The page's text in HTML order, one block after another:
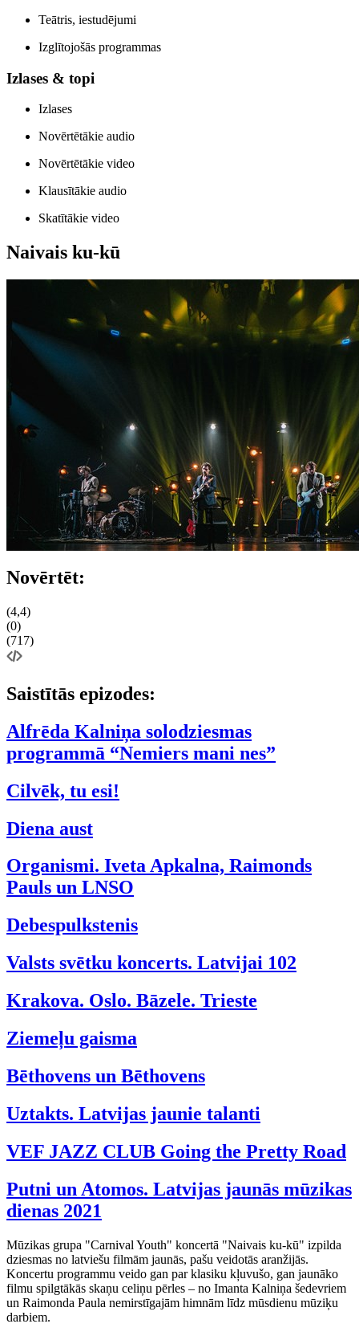
Teātris, iestudējumi
Izglītojošās programmas
Izlases & topi
Izlases
Novērtētākie audio
Novērtētākie video
Klausītākie audio
Skatītākie video
Naivais ku-kū
Novērtēt:
(4,4)
(0)
(717)
Saistītās epizodes:
Alfrēda Kalniņa solodziesmas
programmā “Nemiers mani nes”
Cilvēk, tu esi!
Diena aust
Organismi. Iveta Apkalna, Raimonds
Pauls un LNSO
Debespulkstenis
Valsts svētku koncerts. Latvijai 102
Krakova. Oslo. Bāzele. Trieste
Ziemeļu gaisma
Bēthovens un Bēthovens
Uztakts. Latvijas jaunie talanti
VEF JAZZ CLUB Going the Pretty Road
Putni un Atomos. Latvijas jaunās mūzikas
dienas 2021
Mūzikas grupa "Carnival Youth" koncertā "Naivais ku-kū" izpilda
dziesmas no latviešu filmām jaunās, pašu veidotās aranžijās.
Koncertu programmu veido gan par klasiku kļuvušo, gan jaunāko
filmu spilgtākās skaņu celiņu pērles – no Imanta Kalniņa šedevriem
un Raimonda Paula nemirstīgajām himnām līdz mūsdienu mūziķu
darbiem.